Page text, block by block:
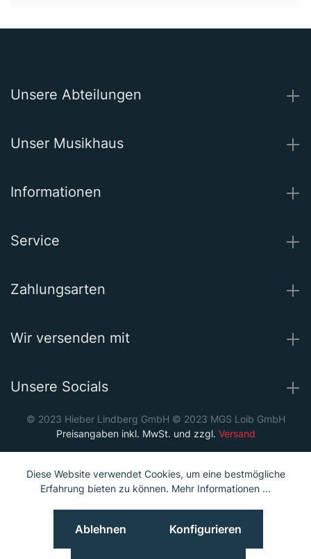
Unsere Abteilungen
Unser Musikhaus
Informationen
Service
Zahlungsarten
Wir versenden mit
Unsere Socials
© 2023 Hieber Lindberg GmbH © 2023 MGS Loib GmbH
Preisangaben inkl. MwSt. und zzgl. Versand
Diese Website verwendet Cookies, um eine bestmögliche
Erfahrung bieten zu können. Mehr Informationen ...
Ablehnen Konfigurieren